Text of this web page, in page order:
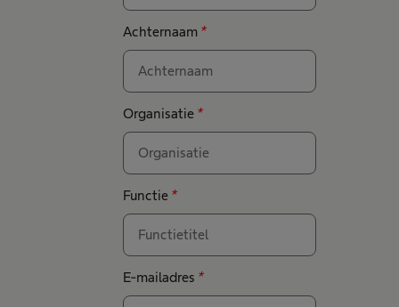
Achternaam *
Organisatie *
Functie *
E-mailadres *